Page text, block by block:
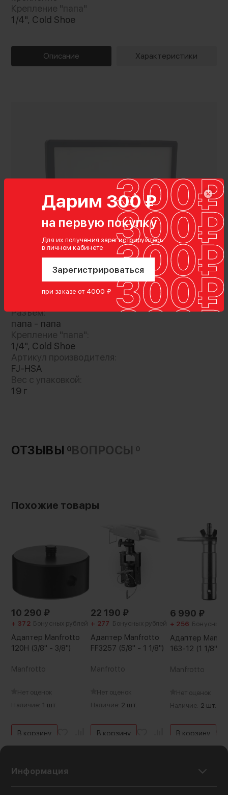
Дарим 300 ₽
на первую покупку
Для их получения зарегистрируйтесь
в личном кабинете
Зарегистрироваться
при заказе от 4000 ₽
Крепление "папа"
1/4", Cold Shoe
Описание Характеристики
Крепление - переходник для установки
оснащения с винтовым креплением 1/4" на
холодный башмак
Характеристики
Тип крепления:
Разъём:
папа - папа
Крепление "папа":
1/4", Cold Shoe
Артикул производителя:
FJ-HSA
Вес с упаковкой:
19 г
ОТЗЫВЫ 0ВОПРОСЫ 0
Похожие товары
10 290 ₽
+ 372 Бонусных рублей
Адаптер Manfrotto
120H (3/8" - 3/8")
Manfrotto
Нет оценок
Наличие: 1 шт.
В корзину
22 190 ₽
+ 277 Бонусных рублей
Адаптер Manfrotto
FF3257 (5/8" - 1 1/8")
Manfrotto
Нет оценок
Наличие: 2 шт.
В корзину
6 990 ₽
+ 256 Бонусных
Адаптер
163-12 (1 1/8" -
Manfrotto
Нет оценок
Наличие: 2 шт.
В корзину
Информация